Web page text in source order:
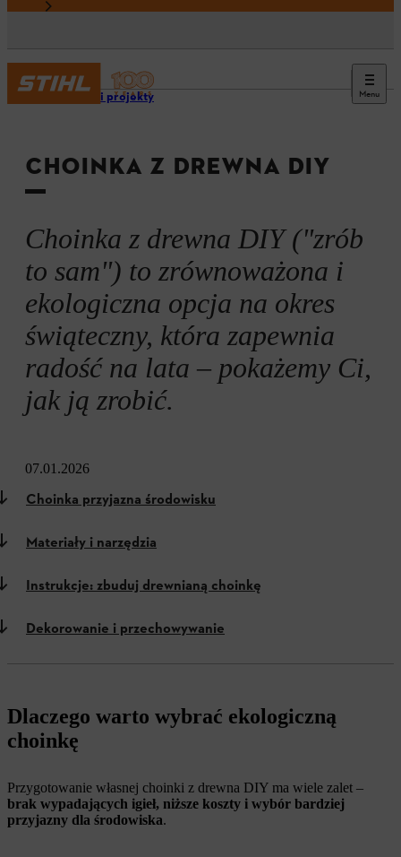
Menu
Porady i projekty
CHOINKA Z DREWNA DIY
Choinka z drewna DIY ("zrób
to sam") to zrównoważona i
ekologiczna opcja na okres
świąteczny, która zapewnia
radość na lata – pokażemy Ci,
jak ją zrobić.
07.01.2026
Choinka przyjazna środowisku
Materiały i narzędzia
Instrukcje: zbuduj drewnianą choinkę
Dekorowanie i przechowywanie
Dlaczego warto wybrać ekologiczną
choinkę
Przygotowanie własnej choinki z drewna DIY ma wiele zalet –
brak wypadających igieł, niższe koszty i wybór bardziej
przyjazny dla środowiska.